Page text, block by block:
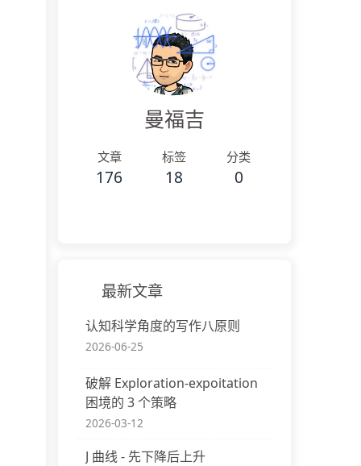
曼福吉
文章
176
标签
18
分类
0
最新文章
认知科学角度的写作八原则
2026-06-25
破解 Exploration-expoitation
困境的 3 个策略
2026-03-12
J 曲线 - 先下降后上升